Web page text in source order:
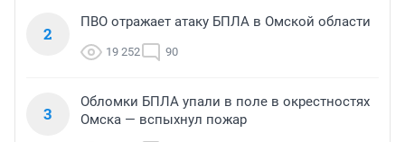
2
ПВО отражает атаку БПЛА в Омской области
19 252 90
3
Обломки БПЛА упали в поле в окрестностях
Омска — вспыхнул пожар